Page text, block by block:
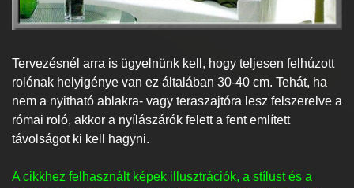
Tervezésnél arra is ügyelnünk kell, hogy teljesen felhúzott
rolónak helyigénye van ez általában 30-40 cm. Tehát, ha
nem a nyitható ablakra- vagy teraszajtóra lesz felszerelve a
római roló, akkor a nyílászárók felett a fent említett
távolságot ki kell hagyni.
A cikkhez felhasznált képek illusztrációk, a stílust és a